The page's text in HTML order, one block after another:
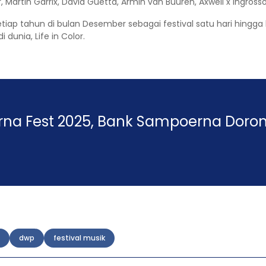
tahun di bulan Desember sebagai festival satu hari
dunia, Life in Color.
Fest 2025, Bank Sampoerna
dwp festival musik